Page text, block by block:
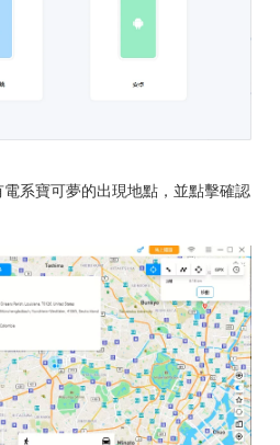
系寶可夢的出現地點，並點擊確認